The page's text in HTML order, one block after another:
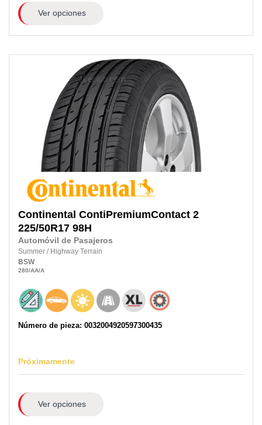
Ver opciones
Continental ContiPremiumContact 2
225/50R17 98H
Automóvil de Pasajeros
Summer / Highway Terrain
BSW
280/AA/A
Número de pieza: 0032004920597300435
Próximamente
Ver opciones